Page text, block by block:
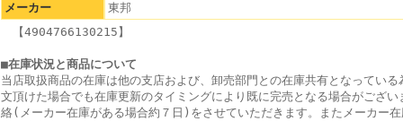
メーカー
東邦
【4904766130215】
■在庫状況と商品について
当店取扱商品の在庫は他の支店および、卸売部門との在庫共有となってい
文頂けた場合でも在庫更新のタイミングにより既に完売となる場合がござ
絡(メーカー在庫がある場合約７日)をさせていただきます。またメーカー